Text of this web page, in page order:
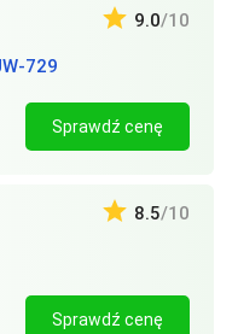
729
9.0/10
Sprawdź cenę
8.5/10
Sprawdź cenę